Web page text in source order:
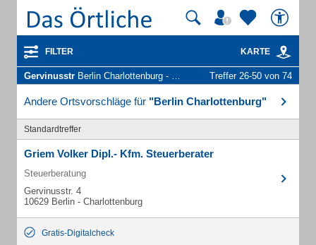
FILTER KARTE
Gervinusstr Berlin Charlottenburg - Unternehmen und Personen Treffer 26-50 von 74
Andere Ortsvorschläge für "Berlin Charlottenburg"
Standardtreffer
Griem Volker Dipl.- Kfm. Steuerberater
Steuerberatung
Gervinusstr. 4
10629 Berlin - Charlottenburg
Gratis-Digitalcheck